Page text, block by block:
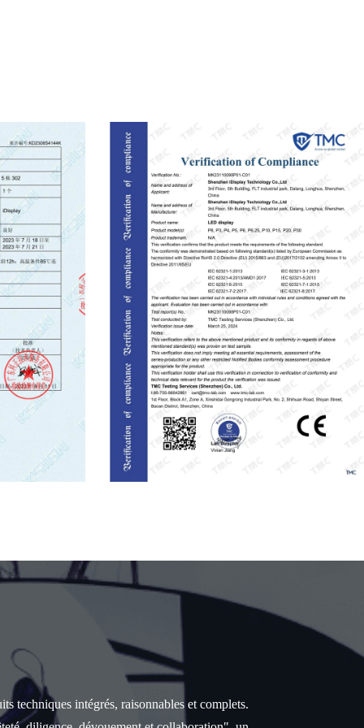
techniques intégrés, raisonnables et complets.